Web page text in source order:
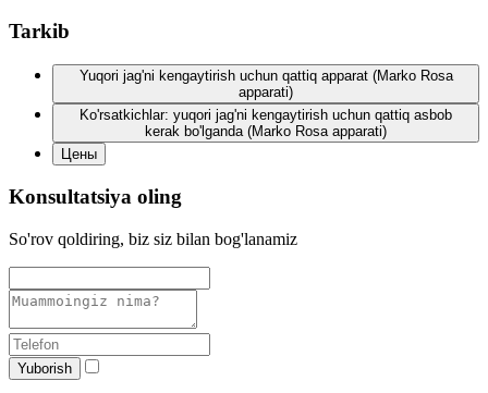
Tarkib
Yuqori jag'ni kengaytirish uchun qattiq apparat (Marko Rosa
apparati)
Ko'rsatkichlar: yuqori jag'ni kengaytirish uchun qattiq asbob
kerak bo'lganda (Marko Rosa apparati)
Цены
Konsultatsiya oling
So'rov qoldiring, biz siz bilan bog'lanamiz
Yuborish